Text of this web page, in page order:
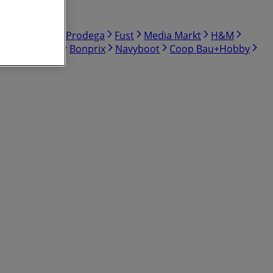
Prodega Fust Media Markt
H&M
Bonprix Navyboot
Coop Bau+Hobby